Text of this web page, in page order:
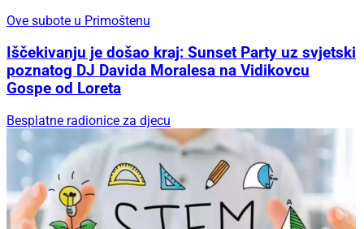
Iščekivanju je došao kraj: Sunset Party uz svjetski
poznatog DJ Davida Moralesa na Vidikovcu
Gospe od Loreta
Besplatne radionice za djecu